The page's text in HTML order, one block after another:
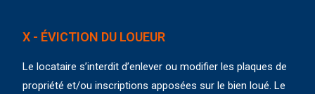
X - ÉVICTION DU LOUEUR
Le locataire s’interdit d’enlever ou modifier les plaques de
propriété et/ou inscriptions apposées sur le bien loué. Le